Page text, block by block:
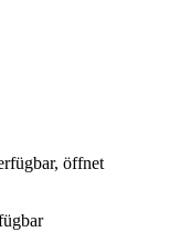
öffnet